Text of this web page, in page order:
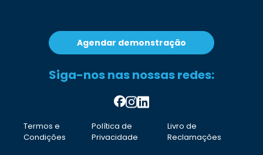
Agendar demonstração
Siga-nos nas nossas redes:
Termos e
Condições
Política de
Privacidade
Livro de
Reclamações